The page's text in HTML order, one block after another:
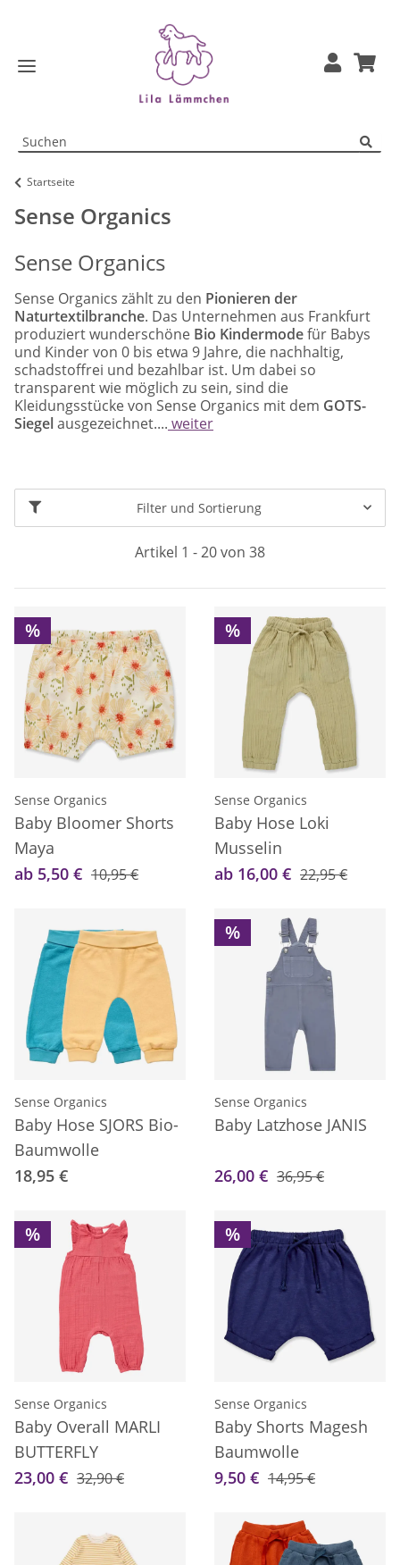
Startseite
Sense Organics
Sense Organics
Sense Organics zählt zu den Pionieren der
Naturtextilbranche. Das Unternehmen aus Frankfurt
produziert wunderschöne Bio Kindermodefür Babys
und Kinder von 0 bis etwa 9 Jahre, die nachhaltig,
schadstoffrei und bezahlbar ist. Um dabei so
transparent wie möglich zu sein, sind die
Kleidungsstücke von Sense Organics mit dem GOTS-
Siegelausgezeichnet.... weiter
Filter und Sortierung
Artikel 1 - 20 von 38
%
Sense Organics
Baby Bloomer Shorts
Maya
ab 5,50 € 10,95 €
%
Sense Organics
Baby Hose Loki
Musselin
ab 16,00 € 22,95 €
Sense Organics
Baby Hose SJORS Bio-
Baumwolle
18,95 €
%
Sense Organics
Baby Latzhose JANIS
26,00 € 36,95 €
%
Sense Organics
Baby Overall MARLI
BUTTERFLY
23,00 € 32,90 €
%
Sense Organics
Baby Shorts Magesh
Baumwolle
9,50 € 14,95 €